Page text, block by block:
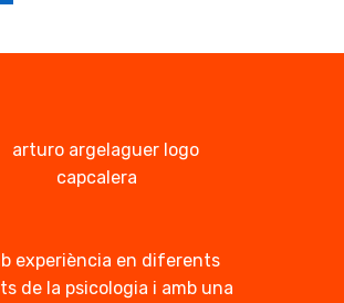
experiència en diferents
de la psicologia i amb una